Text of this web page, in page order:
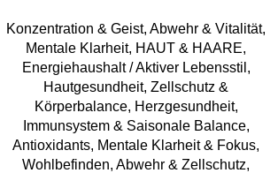
Konzentration & Geist,Abwehr & Vitalität,
Mentale Klarheit, HAUT & HAARE,
Energiehaushalt / Aktiver Lebensstil ,
Hautgesundheit,Zellschutz &
Körperbalance, Herzgesundheit,
Immunsystem & Saisonale Balance,
Antioxidants, Mentale Klarheit & Fokus,
Wohlbefinden,Abwehr & Zellschutz,